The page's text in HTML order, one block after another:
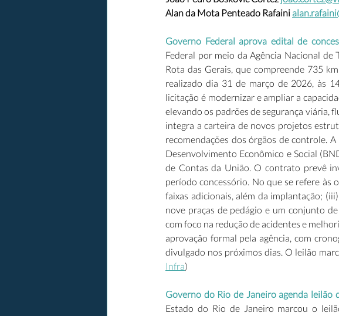
Alan da Mota Penteado Rafaini
Governo Federal aprova edital de
Federal por meio da Agência Nacional de
Rota das Gerais, que compreende 735
realizado dia 31 de março de 2026, às
licitação é modernizar e ampliar a
elevando os padrões de segurança viária,
integra a carteira de novos projetos
recomendações dos órgãos de controle.
Desenvolvimento Econômico e Social
de Contas da União. O contrato prevê
período concessório. No que se refere às
faixas adicionais, além da implantação;
nove praças de pedágio e um conjunto
com foco na redução de acidentes e
aprovação formal pela agência, com
divulgado nos próximos dias. O leilão
Infra)
Governo do Rio de Janeiro agenda leilão
Estado do Rio de Janeiro marcou o